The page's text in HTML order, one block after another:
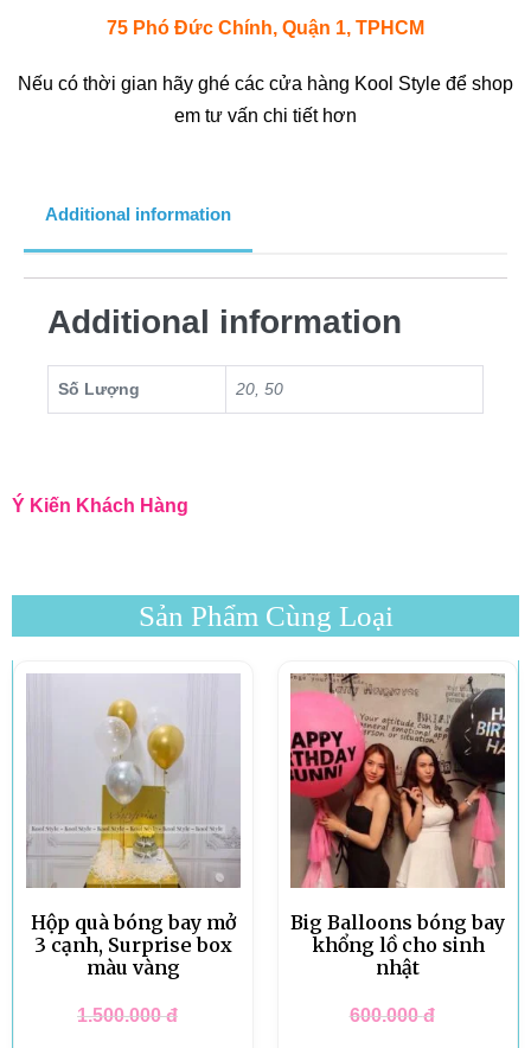
75 Phó Đức Chính, Quận 1, TPHCM
Nếu có thời gian hãy ghé các cửa hàng Kool Style để shop
em tư vấn chi tiết hơn
Additional information
Additional information
Số Lượng 20, 50
Ý Kiến Khách Hàng
Sản Phẩm Cùng Loại
Hộp quà bóng bay mở
3 cạnh, Surprise box
màu vàng
1.500.000đ
Big Balloons bóng bay
khổng lồ cho sinh
nhật
600.000đ